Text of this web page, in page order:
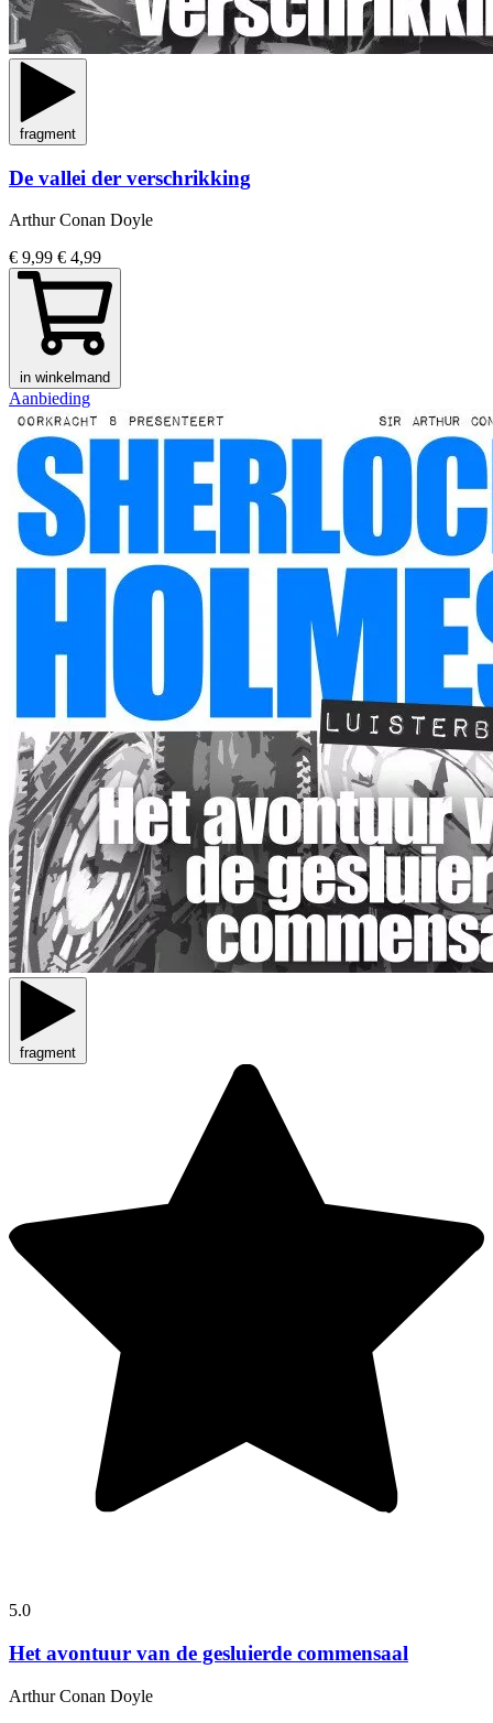
fragment
De vallei der verschrikking
Arthur Conan Doyle
€ 9,99 € 4,99
in winkelmand
Aanbieding
fragment
5.0
Het avontuur van de gesluierde commensaal
Arthur Conan Doyle